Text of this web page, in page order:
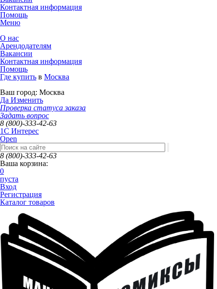
Контактная информация
Помощь
Меню
О нас
Арендодателям
Вакансии
Контактная информация
Помощь
Где купить в Москва
Ваш город: Москва
Да Изменить
Проверка статуса заказа
Задать вопрос
8 (800)-333-42-63
1C Интерес
Open
8 (800)-333-42-63
Ваша корзина:
0
пуста
Вход
Регистрация
Каталог товаров